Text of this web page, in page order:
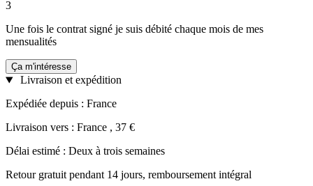
3
Une fois le contrat signé je suis débité chaque mois de mes
mensualités
Ça m'intéresse
Livraison et expédition
Expédiée depuis : France
Livraison vers : France , 37 €
Délai estimé : Deux à trois semaines
Retour gratuit pendant 14 jours, remboursement intégral